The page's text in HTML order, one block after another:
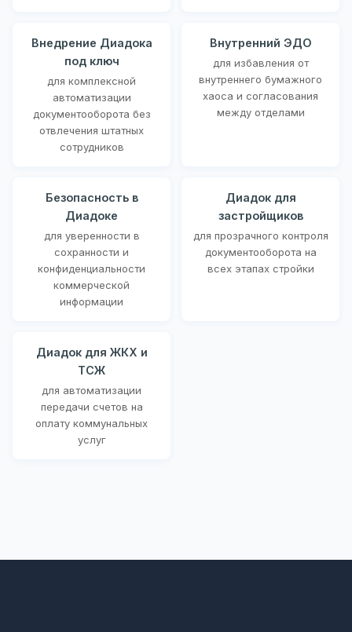
Внедрение Диадока
под ключ
для комплексной
автоматизации
документооборота без
отвлечения штатных
сотрудников
Внутренний ЭДО
для избавления от
внутреннего бумажного
хаоса и согласования
между отделами
Безопасность в
Диадоке
для уверенности в
сохранности и
конфиденциальности
коммерческой
информации
Диадок для
застройщиков
для прозрачного контроля
документооборота на
всех этапах стройки
Диадок для ЖКХ и
ТСЖ
для автоматизации
передачи счетов на
оплату коммунальных
услуг